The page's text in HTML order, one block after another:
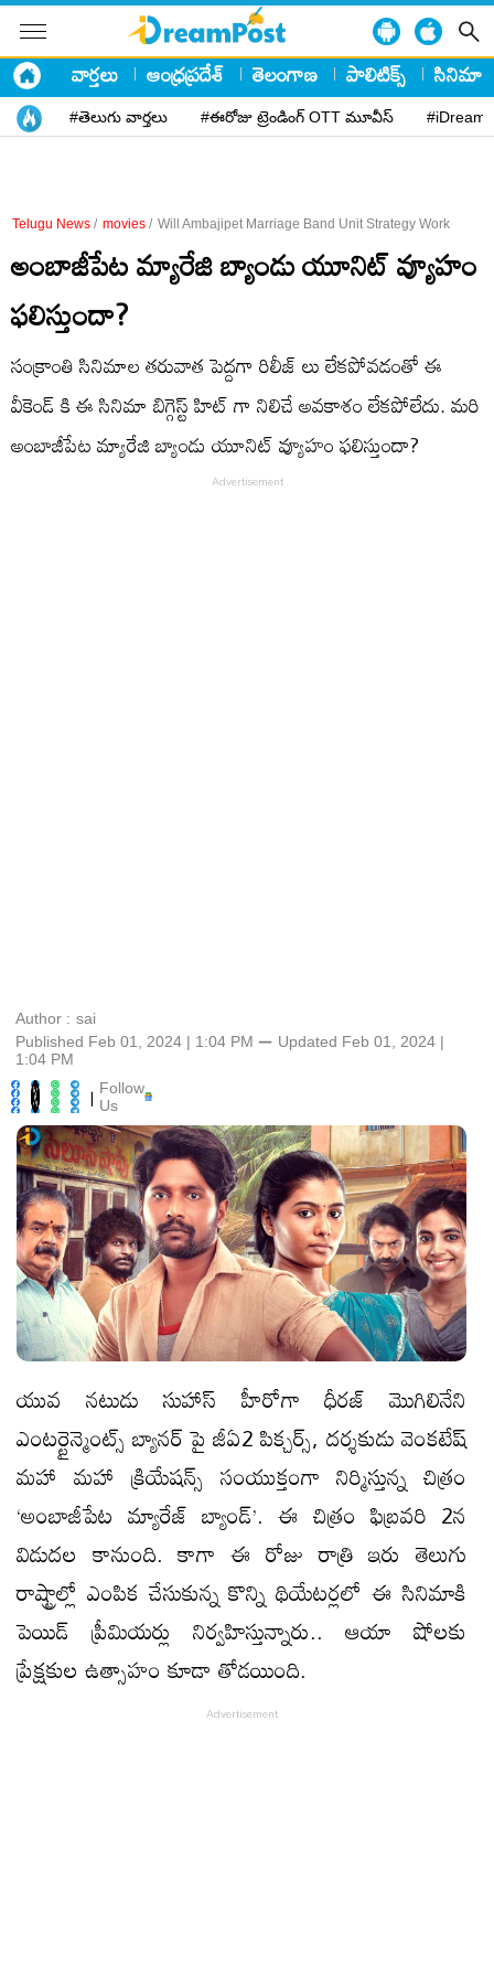
వార్తలు ఆంధ్రప్రదేశ్ తెలంగాణ పాలిటిక్స్ సినిమా
#తెలుగు వార్తలు #ఈరోజు ట్రెండింగ్ OTT మూవీస్
Telugu News / movies / Will Ambajipet Marriage Band Unit Strategy Work
అంబాజీపేట మ్యారేజి బ్యాండు యూనిట్ వ్యూహం
ఫలిస్తుందా?
సంక్రాంతి సినిమాల తరువాత పెద్దగా రిలీజ్ లు లేకపోవడంతో ఈ
వీకెండ్ కి ఈ సినిమా బిగ్గెస్ట్ హిట్ గా నిలిచే అవకాశం లేకపోలేదు. మరి
అంబాజీపేట మ్యారేజి బ్యాండు యూనిట్ వ్యూహం ఫలిస్తుందా?
Author : sai
Published Feb 01, 2024 | 1:04 PM ⚊ Updated Feb 01, 2024 |
1:04 PM
| Follow
Us
యువ నటుడు సుహాస్ హీరోగా ధీరజ్ మొగిలినేని
ఎంటర్టైన్మెంట్స్ బ్యానర్ పై జీఏ2 పిక్చర్స్, దర్శకుడు వెంకటేష్
మహా మహా క్రియేషన్స్ సంయుక్తంగా నిర్మిస్తున్న చిత్రం
‘అంబాజీపేట మ్యారేజ్ బ్యాండ్’. ఈ చిత్రం ఫిబ్రవరి 2న
విడుదల కానుంది. కాగా ఈ రోజు రాత్రి ఇరు తెలుగు
రాష్ట్రాల్లో ఎంపిక చేసుకున్న కొన్ని థియేటర్లలో ఈ సినిమాకి
పెయిడ్ ప్రీమియర్లు నిర్వహిస్తున్నారు.. ఆయా షోలకు
ప్రేక్షకుల ఉత్సాహం కూడా తోడయింది.